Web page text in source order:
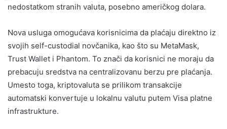
nedostatkom stranih valuta, posebno američkog dolara.
Nova usluga omogućava korisnicima da plaćaju direktno iz
svojih self-custodial novčanika, kao što su MetaMask,
Trust Wallet i Phantom. To znači da korisnici ne moraju da
prebacuju sredstva na centralizovanu berzu pre plaćanja.
Umesto toga, kriptovaluta se prilikom transakcije
automatski konvertuje u lokalnu valutu putem Visa platne
infrastrukture.